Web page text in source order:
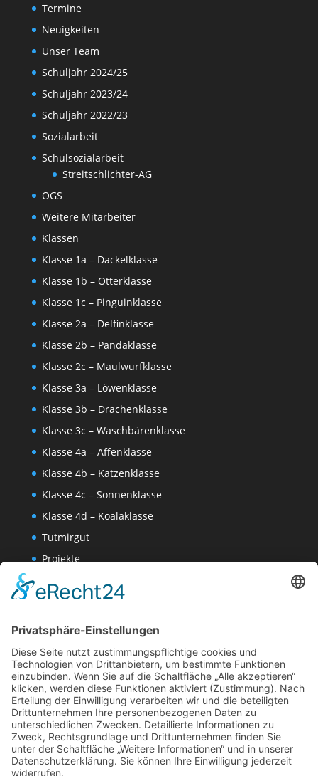
Termine
Neuigkeiten
Unser Team
Schuljahr 2024/25
Schuljahr 2023/24
Schuljahr 2022/23
Sozialarbeit
Schulsozialarbeit
Streitschlichter-AG
OGS
Weitere Mitarbeiter
Klassen
Klasse 1a – Dackelklasse
Klasse 1b – Otterklasse
Klasse 1c – Pinguinklasse
Klasse 2a – Delfinklasse
Klasse 2b – Pandaklasse
Klasse 2c – Maulwurfklasse
Klasse 3a – Löwenklasse
Klasse 3b – Drachenklasse
Klasse 3c – Waschbärenklasse
Klasse 4a – Affenklasse
Klasse 4b – Katzenklasse
Klasse 4c – Sonnenklasse
Klasse 4d – Koalaklasse
Tutmirgut
Projekte
Wissenschaften-AG
Datenschutzerklärung
Website Administration